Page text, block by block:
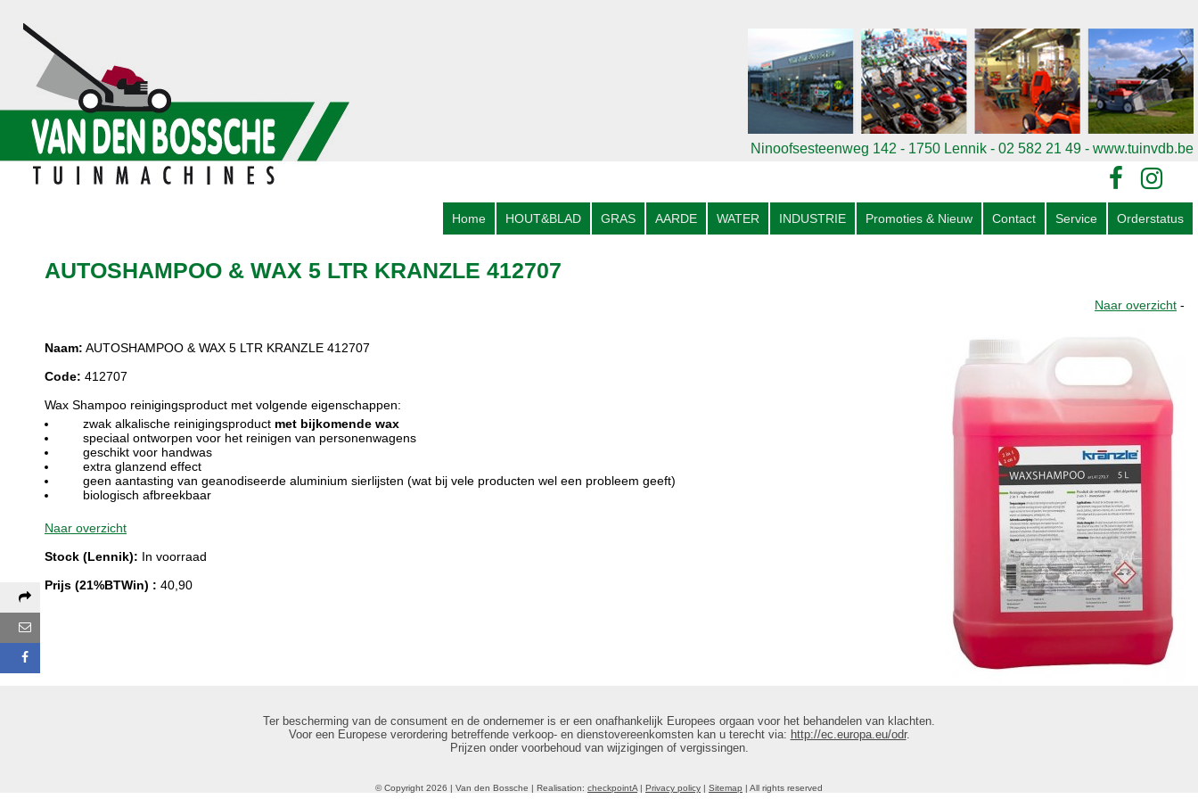
Ninoofsesteenweg 142 - 1750 Lennik - 02 582 21 49 - www.tuinvdb.be
Home HOUT&BLAD GRAS AARDE WATER INDUSTRIE Promoties & Nieuw Contact Service Orderstatus
AUTOSHAMPOO & WAX 5 LTR KRANZLE 412707
Naar overzicht -
Naam: AUTOSHAMPOO & WAX 5 LTR KRANZLE 412707
Code: 412707
Wax Shampoo reinigingsproduct met volgende eigenschappen:
zwak alkalische reinigingsproduct met bijkomende wax
speciaal ontworpen voor het reinigen van personenwagens
geschikt voor handwas
extra glanzend effect
geen aantasting van geanodiseerde aluminium sierlijsten (wat bij vele producten wel een probleem geeft)
biologisch afbreekbaar
Naar overzicht
Stock (Lennik): In voorraad
Prijs (21%BTWin) : 40,90
Ter bescherming van de consument en de ondernemer is er een onafhankelijk Europees orgaan voor het behandelen van klachten.
Voor een Europese verordering betreffende verkoop- en dienstovereenkomsten kan u terecht via: http://ec.europa.eu/odr.
Prijzen onder voorbehoud van wijzigingen of vergissingen.
© Copyright 2026 | Van den Bossche | Realisation: checkpointA | Privacy policy | Sitemap | All rights reserved
Deel deze pagina via: